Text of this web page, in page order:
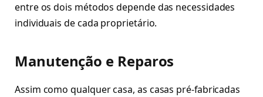
entre os dois métodos depende das necessidades
individuais de cada proprietário.
Manutenção e Reparos
Assim como qualquer casa, as casas pré-fabricadas